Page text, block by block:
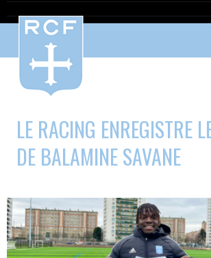
LE RACING ENREGISTRE
DE BALAMINE SAVANE